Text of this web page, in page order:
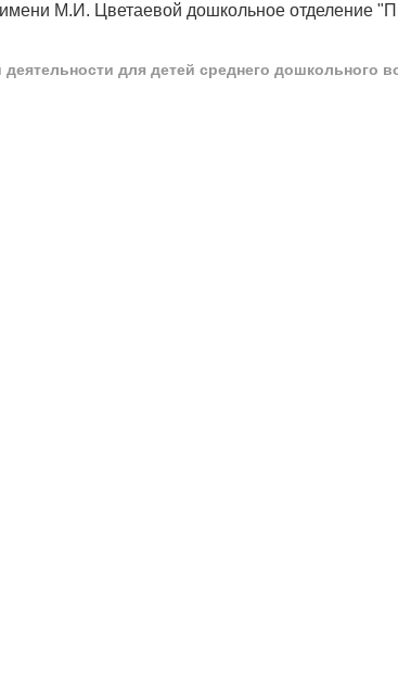
М.И. Цветаевой дошкольное отделение
для детей среднего дошкольного